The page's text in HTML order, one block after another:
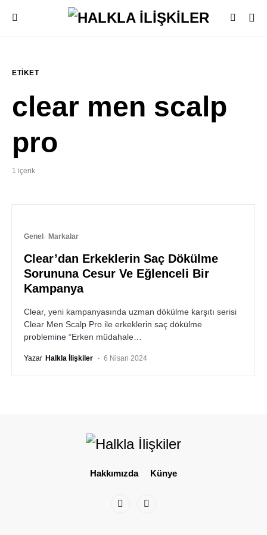
ETIKET
clear men scalp
pro
1 içerik
Genel Markalar
Clear’dan Erkeklerin Saç Dökülme
Sorununa Cesur Ve Eğlenceli Bir
Kampanya
Clear, yeni kampanyasında uzman dökülme karşıtı serisi
Clear Men Scalp Pro ile erkeklerin saç dökülme
problemine “Erken müdahale…
Yazar Halkla İlişkiler 6 Nisan 2024
Hakkımızda Künye